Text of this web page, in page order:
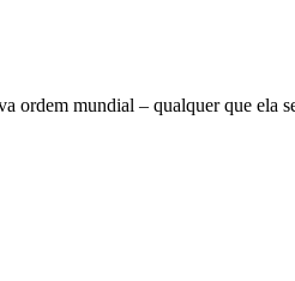
ordem mundial – qualquer que ela